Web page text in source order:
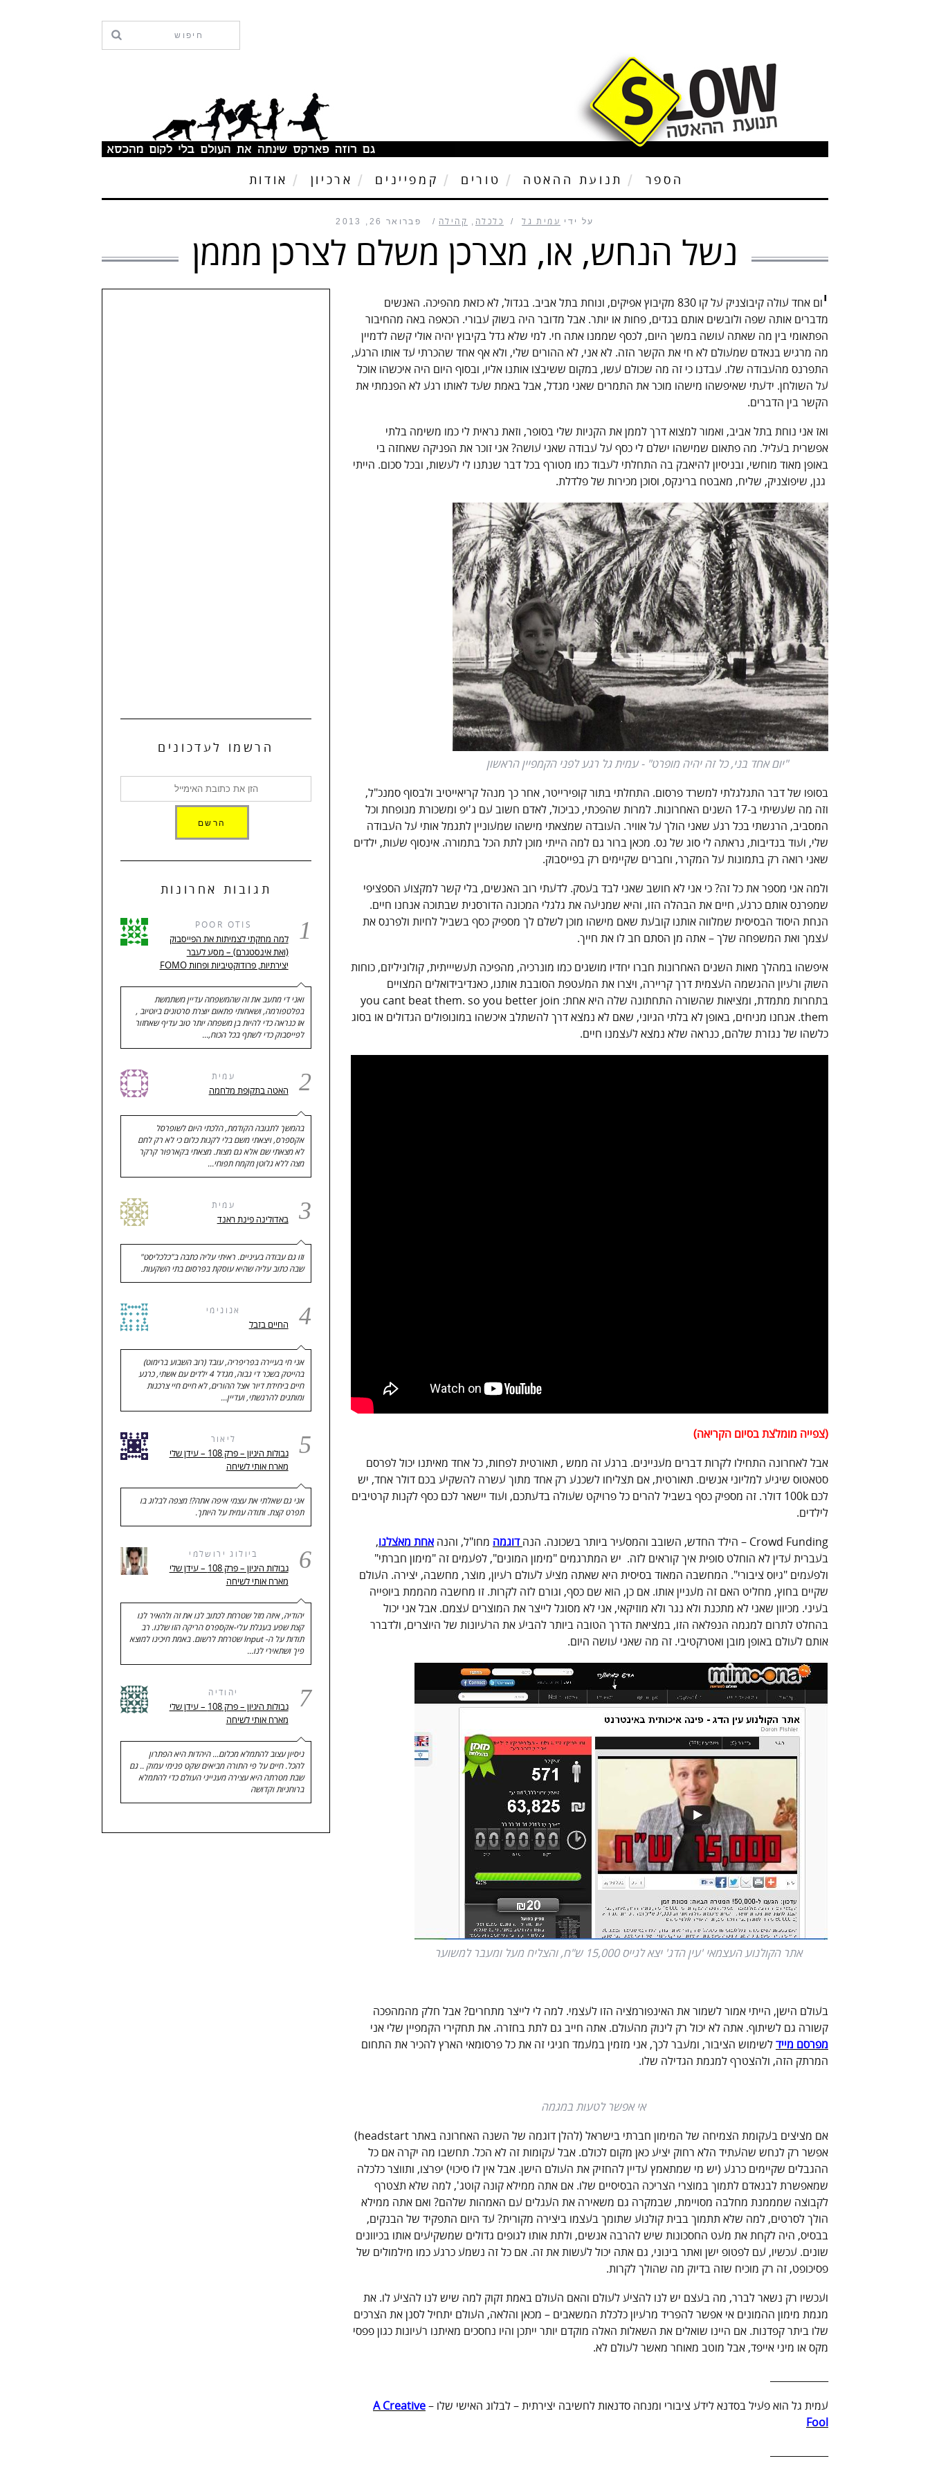
הספר תנועת ההאטה טורים קמפיינים ארכיון אודות
על ידי עמית גל כלכלה , קהילה פברואר 26, 2013
נשל הנחש, או, מצרכן משלם לצרכן מממן
י
ום אחד עולה קיבוצניק על קו 830 מקיבוץ אפיקים, ונוחת בתל אביב. בגדול, לא כזאת מהפיכה. האנשים
מדברים אותה שפה ולובשים אותם בגדים, פחות או יותר. אבל מדובר היה בשוק עבורי. הכאפה באה מהחיבור
הפתאומי בין מה שאתה עושה במשך היום, לכסף שממנו אתה חי. למי שלא גדל בקיבוץ יהיה אולי קשה לדמיין
מה מרגיש בנאדם שמעולם לא חי את הקשר הזה. לא אני, לא ההורים שלי, ולא אף אחד שהכרתי עד אותו הרגע,
התפרנס מהעבודה שלו. עבדנו כי זה מה שכולם עשו, במקום ששיבצו אותנו אליו, ובסוף היום היה איכשהו אוכל
על השולחן. ידעתי שאיפשהו מישהו מוכר את התמרים שאני מגדל, אבל באמת שעד לאותו רגע לא הפנמתי את
הקשר בין הדברים.
ואז אני נוחת בתל אביב, ואמור למצוא דרך לממן את הקניות שלי בסופר, וזאת נראית לי כמו משימה בלתי
אפשרית בעליל. מה פתאום שמישהו ישלם לי כסף על עבודה שאני עושה? אני זוכר את הפניקה שאחזה בי
באופן מאוד מוחשי, ובניסיון להיאבק בה התחלתי לעבוד כמו מטורף בכל דבר שנתנו לי לעשות, ובכל סכום. הייתי
גנן, שיפוצניק, שליח, מאבטח ברינקס, וסוכן מכירות של פלדלת.
"יום אחד בני, כל זה יהיה מופרט" - עמית גל רגע לפני הקמפיין הראשון
בסופו של דבר התגלגלתי למשרד פרסום. התחלתי בתור קופירייטר, אחר כך מנהל קריאייטיב ולבסוף סמנכ"ל,
וזה מה שעשיתי ב-17 השנים האחרונות. למרות שהפכתי, כביכול, לאדם חשוב עם ג'יפ ומשכורת מנופחת וכל
המסביב, הרגשתי בכל רגע שאני הולך על אוויר. העובדה שמצאתי מישהו שמעוניין לתגמל אותי על העבודה
שלי, ועוד בנדיבות, נראתה לי סוג של נס. מכאן ברור גם למה הייתי מוכן לתת הכל בתמורה. אינסוף שעות, ילדים
שאני רואה רק בתמונות על המקרר, וחברים שקיימים רק בפייסבוק.
ולמה אני מספר את כל זה? כי אני לא חושב שאני לבד בעסק. לדעתי רוב האנשים, בלי קשר למקצוע הספציפי
שמפרנס אותם כרגע, חיים את הבהלה הזו, והיא שמניעה את גלגלי המכונה הדורסנית שבתוכה אנחנו חיים.
הנחת היסוד הבסיסית שמלווה אותנו קובעת שאם מישהו מוכן לשלם לך מספיק כסף בשביל לחיות ולפרנס את
עצמך ואת המשפחה שלך – אתה מן הסתם חב לו את חייך.
איפשהו במהלך מאות השנים האחרונות חברו יחדיו מושגים כמו מונרכיה, מהפיכה תעשיייתית, קולוניליזם, כוחות
השוק ורעיון ההגשמה העצמית דרך קריירה, ויצרו את המעטפת הסובבת אותנו, כאנדיבידואלים המצויים
בתחרות מתמדת, ומציאות שהשורה התחתונה שלה היא אחת: you cant beat them. so you better join
them. אנחנו מניחים, באופן לא בלתי הגיוני, שאם לא נמצא דרך להשתלב איכשהו במונופולים הגדולים או בסוג
כלשהו של נגזרת שלהם, כנראה שלא נמצא לעצמנו חיים.
(צפייה מומלצת בסיום הקריאה)
אבל לאחרונה התחילו לקרות דברים מעניינים. ברגע זה ממש , תאורטית לפחות, כל אחד מאיתנו יכול לפרסם
סטאטוס שיגיע למליוני אנשים. תאורטית, אם תצליחו לשכנע רק אחד מתוך עשרה להשקיע בכם דולר אחד, יש
לכם 100k דולר. זה מספיק כסף בשביל להרים כל פרויקט שעולה בדעתכם, ועוד יישאר לכם כסף לקנות קרטיבים
לילדים.
Crowd Funding – הילד החדש, השובב והמסעיר ביותר בשכונה. הנה דוגמה מחו"ל, והנה אחת מאצלנו,
בעברית עדין לא הוחלט סופית איך קוראים לזה. יש המתרגמים "מימון המונים", לפעמים זה "מימון חברתי"
ולפעמים "גיוס ציבורי". המחשבה המאוד בסיסית היא שאתה מציע לעולם רעיון, מוצר, מחשבה, יצירה. העולם
שקיים בחוץ, מחליט האם זה מעניין אותו. אם כן, הוא שם כסף, וגורם לזה לקרות. זו מחשבה מהממת ביופייה
בעיני. מכיוון שאני לא מתכנת ולא נגר ולא מוזיקאי, אני לא מסוגל לייצר את המוצרים עצמם. אבל אני יכול
בהחלט לתרום למגמה הנפלאה הזו, במציאת הדרך הטובה ביותר להביע את הרעיונות של היוצרים, ולדברר
אותם לעולם באופן מובן ואטרקטיבי. זה מה שאני עושה היום.
אתר הקולנוע העצמאי 'עין הדג' יצא לגייס 15,000 ש"ח, והצליח מעל ומעבר למשוער
בעולם הישן, הייתי אמור לשמור את האינפורמציה הזו לעצמי. למה לי לייצר מתחרים? אבל חלק מהמהפכה
קשורה גם לשיתוף. אתה לא יכול רק לינוק מהעולם. אתה חייב גם לתת בחזרה. את תחקירי הקמפיין שלי אני
מפרסם מייד לשימוש הציבור, ומעבר לכך, אני מזמין במעמד חגיגי זה את כל פרסומאי הארץ להכיר את התחום
המרתק הזה, ולהצטרף למגמת הגדילה שלו.
אי אפשר לטעות במגמה
אם מציצים בעקומת הצמיחה של המימון חברתי בישראל (להלן דוגמה של השנה האחרונה באתר headstart)
אפשר רק לנחש שהעתיד הלא רחוק יציע כאן מקום לכולם. אבל עקומות זה לא הכל. תחשבו מה יקרה אם כל
ההגבלים שקיימים כרגע (יש מי שמתאמץ עדיין להחזיק את העולם הישן. אבל אין לו סיכוי) יפרצו, ותווצר כלכלה
שמאפשרת לבנאדם לתמוך במוצרי הצריכה הבסיסיים שלו. אם אתה ממילא קונה קוטג', למה שלא תצטרף
לקבוצה שמממנת מחלבה מסויימת, שבמקרה גם משאירה את העגלים עם האמהות שלהם? ואם אתה ממילא
הולך לסרטים, למה שלא תתמוך בבית קולנוע שתומך בעצמו ביצירה מקורית? עד היום התפקיד של הבנקים,
בבסיס, היה לקחת את מעט החסכונות שיש להרבה אנשים, ולתת אותו לגופים גדולים שמשקיעים אותו בכיוונים
שונים. עכשיו, עם לפטופ ישן ואתר בינוני, גם אתה יכול לעשות את זה. אם כל זה נשמע כרגע כמו מילמולים של
פסיכופט, זה רק מוכיח שזה בדיוק מה שהולך לקרות.
ועכשיו רק נשאר לברר, מה בעצם יש לנו להציע לעולם והאם העולם באמת זקוק למה שיש לנו להציע לו. את
מגמת מימון ההמונים אי אפשר להפריד מרעיון כלכלת המשאבים – מכאן והלאה, העולם יתחיל לסנן את הצרכים
שלו ביתר קפדנות. אם היינו שואלים את השאלות האלה מוקדם יותר ייתכן והיו נחסכים מאיתנו רעיונות כגון פפסי
מקס או מיני אייפד, אבל מוטב מאוחר מאשר לעולם לא.
עמית גל הוא פעיל בסדנא לידע ציבורי ומנחה סדנאות לחשיבה יצירתית – לבלוג האישי שלו – A Creative
Fool
הרשמו לעדכונים
תגובות אחרונות
1
POOR OTIS
למה מחקתי לצמיתות את הפייסבוק
(ואת אינסטגרם) – מסע לעבר
יצירתיות, פרודוקטיביות ופחות FOMO
ואני די מתעב את זה שהמשפחה עדיין משתמשת
בפלטפורמה, ושאחותי פתאום יוצרת סרטונים ביוטיוב ,
אז כנראה כדי להיות בן משפחה יותר טוב עדיף שאחזור
לפייסבוק כדי לשתף בכל הכוח,…
2 עמית
האטה בתקופת מלחמה
בהמשך לתגובה הקודמת, הלכתי היום לשופרסל
אקספרס, ויצאתי משם בלי לקנות כלום כי לא רק לחם
לא מצאתי שם אלא גם מצות. מצאתי בקארפור קרקר
מצה ללא גלוטן מקמח תפוחי…
3 עמית
באדולינה פינת ראנד
וזו גם עבודה בעיניים. ראיתי עליה כתבה ב"כלכליסט"
שבה כתוב עליה שהיא עוסקת בפרסום בתי השקעות.
4 אנונימי
החיים בזבל
אני חי בעיירה בפריפריה, עובד (רוב השבוע ברימוט)
בהייטק בשכר די גבוה, מגדל 4 ילדים עם אשתי, כרגע
חיים ביחידת דיור אצל ההורים, לא חיים חיי צרכנות
ומותגים להרגשתי, ועדיין…
5 ליאור
גבולות היגיון – פרק 108 – עידן שלי
מארח אותי לשיחה
אני גם שאלתי את עצמי איפה אתה?! מצפה לבלוג בו
תפרט קצת. ותודה עמית על היותך.
6 ביולוג ירושלמי
גבולות היגיון – פרק 108 – עידן שלי
מארח אותי לשיחה
יהודיה, איזה מזל שטרחת לכתוב לנו את זה ולהאיר לנו
קצת שפע בעגלת עלי-אקספרס הריקה הזו שלנו. רב
תודות על ה- Input שטרחת לרשום. באמת חיכינו למוצא
פיך ושתאירי לנו…
7 יהודיה
גבולות היגיון – פרק 108 – עידן שלי
מארח אותי לשיחה
ניסיון עצוב להתמלא מכלום... היהדות היא הפתרון
להכל. חיים על פי התורה מביאים שקט פנימי עמוק .. גם
שבת מטרתה היא עצירה מענייני העולם כדי להתמלא
ברוחניות וקדושה